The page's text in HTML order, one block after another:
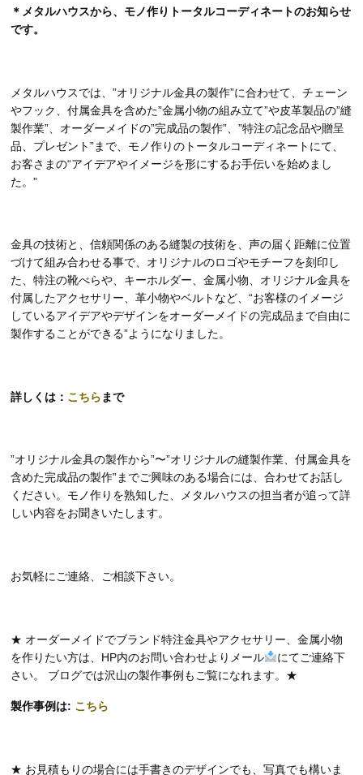
＊メタルハウスから、モノ作りトータルコーディネートのお知らせ
です。
メタルハウスでは、”オリジナル金具の製作”に合わせて、チェーン
やフック、付属金具を含めた”金属小物の組み立て”や皮革製品の”縫
製作業”、オーダーメイドの”完成品の製作”、”特注の記念品や贈呈
品、プレゼント”まで、モノ作りのトータルコーディネートにて、
お客さまの“アイデアやイメージを形にするお手伝いを始めまし
た。”
金具の技術と、信頼関係のある縫製の技術を、声の届く距離に位置
づけて組み合わせる事で、オリジナルのロゴやモチーフを刻印し
た、特注の靴べらや、キーホルダー、金属小物、オリジナル金具を
付属したアクセサリー、革小物やベルトなど、“お客様のイメージ
しているアイデアやデザインをオーダーメイドの完成品まで自由に
製作することができる”ようになりました。
詳しくは： こちら まで
”オリジナル金具の製作から”〜”オリジナルの縫製作業、付属金具を
含めた完成品の製作”までご興味のある場合には、合わせてお話し
ください。モノ作りを熟知した、メタルハウスの担当者が追って詳
しい内容をお聞きいたします。
お気軽にご連絡、ご相談下さい。
★ オーダーメイドでブランド特注金具やアクセサリー、金属小物
を作りたい方は、HP内のお問い合わせよりメール
にてご連絡下
さい。 ブログでは沢山の製作事例もご覧になれます。★
製作事例は: こちら
★ お見積もりの場合には手書きのデザインでも、写真でも構いま